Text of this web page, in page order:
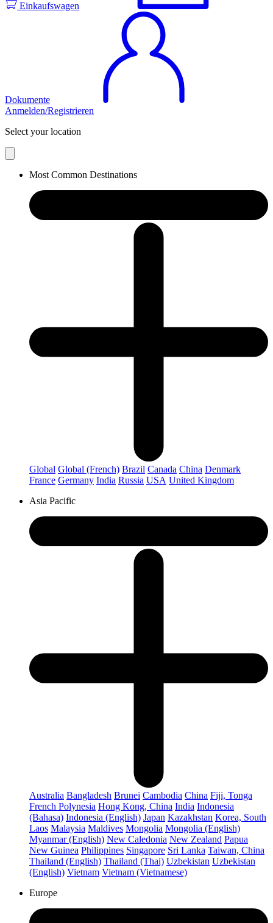
Einkaufswagen
Dokumente
Anmelden/Registrieren
Select your location
Most Common Destinations
Global Global (French) Brazil Canada China Denmark
France Germany India Russia USA United Kingdom
Asia Pacific
Australia Bangladesh Brunei Cambodia China Fiji, Tonga
French Polynesia Hong Kong, China India Indonesia
(Bahasa) Indonesia (English) Japan Kazakhstan Korea, South
Laos Malaysia Maldives Mongolia Mongolia (English)
Myanmar (English) New Caledonia New Zealand Papua
New Guinea Philippines Singapore Sri Lanka Taiwan, China
Thailand (English) Thailand (Thai) Uzbekistan Uzbekistan
(English) Vietnam Vietnam (Vietnamese)
Europe